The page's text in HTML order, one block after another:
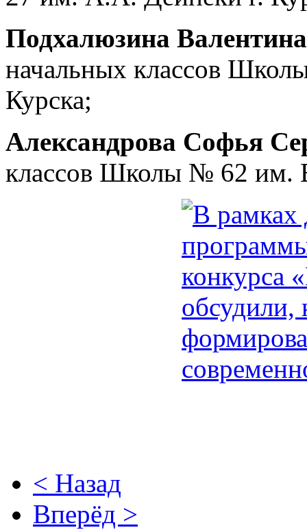
Подхалюзина
начальных классов
Курска;
Александрова Софья
классов Школы № 62 им.
< Назад
Вперёд >